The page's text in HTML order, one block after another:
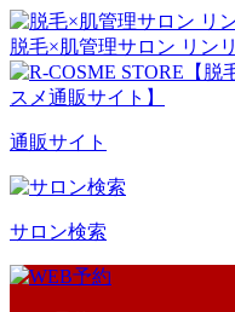
脱毛×肌管理サロン リン
通販サイト
サロン検索